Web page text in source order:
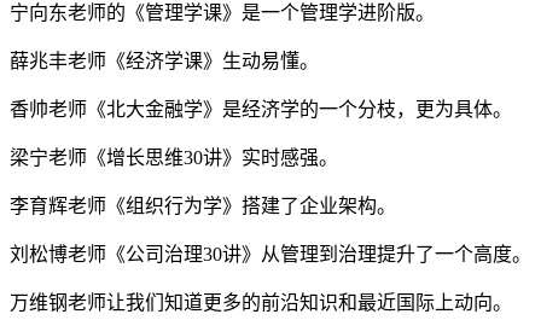
宁向东老师的《管理学课》是一个管理学进阶版。
薛兆丰老师《经济学课》生动易懂。
香帅老师《北大金融学》是经济学的一个分枝，更为具体。
梁宁老师《增长思维30讲》实时感强。
李育辉老师《组织行为学》搭建了企业架构。
刘松博老师《公司治理30讲》从管理到治理提升了一个高度。
万维钢老师让我们知道更多的前沿知识和最近国际上动向。